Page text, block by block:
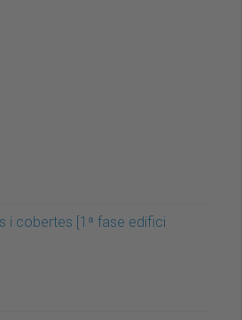
i cobertes [1ª fase edifici